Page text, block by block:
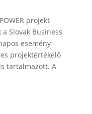
projekt
Slovak Business
esemény
projektértékelő
tartalmazott. A